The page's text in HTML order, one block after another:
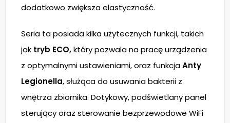
dodatkowo zwiększa elastyczność.
Seria ta posiada kilka użytecznych funkcji, takich
jak tryb ECO,który pozwala na pracę urządzenia
z optymalnymi ustawieniami, oraz funkcjaAnty
Legionella, służąca do usuwania bakterii z
wnętrza zbiornika. Dotykowy, podświetlany panel
sterujący oraz sterowanie bezprzewodowe WiFi